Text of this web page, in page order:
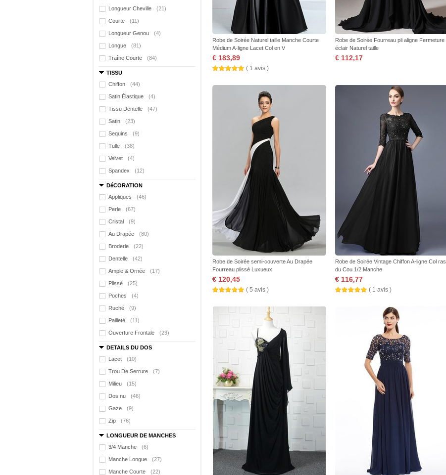
Longueur Cheville (21)
Courte (11)
Longueur Genou (4)
Longue (81)
Traîne Courte (84)
TISSU
Chiffon
(44)
Satin Élastique (4)
Tissu Dentelle (47)
Satin (23)
Sequins (9)
Tulle (38)
Velvet (4)
Spandex (12)
DéCORATION
Appliques
(46)
Perle (67)
Cristal (9)
Au Drapée (80)
Broderie (22)
Dentelle (42)
Ample & Ornée (17)
Plissé (25)
Poches (4)
Ruché (9)
Pailleté (11)
Ouverture Frontale (23)
DETAILS DU DOS
Lacet
(10)
Trou De Serrure (7)
Milieu (15)
Dos nu (46)
Gaze (9)
Zip (76)
LONGUEUR DE MANCHES
3/4 Manche
(6)
Manche Longue (27)
Manche Courte (22)
Robe de Soirée Naturel taille Manche Courte
Médium A-ligne Lacet Col en V
€ 183,89
( 1 avis )
Robe de Soirée Fourreau pli aligne Fermeture
éclair Naturel taille
€ 112,17
Robe de Soirée semi-couverte Au Drapée
Fourreau plissé Luxueux
€ 120,45
( 5 avis )
Robe de Soirée Vintage Chiffon A-ligne Col ras
du Cou 1/2 Manche
€ 116,77
( 1 avis )